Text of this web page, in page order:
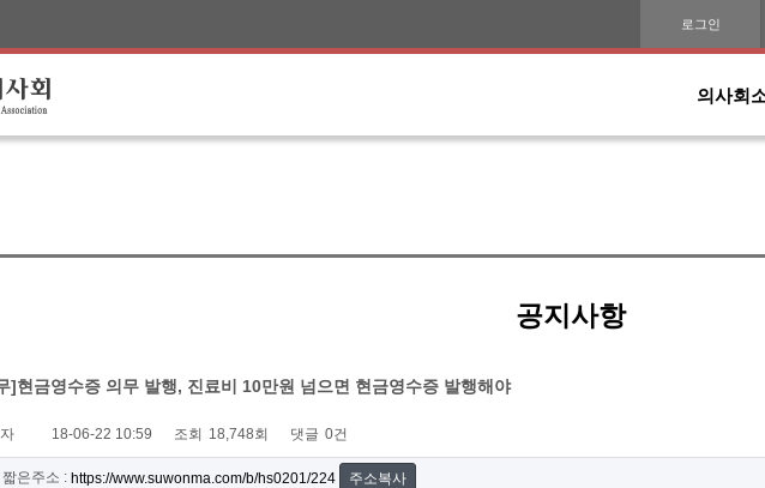
로그인
의사회
공지사항
]현금영수증 의무 발행, 진료비 10만원 넘으면 현금영수증 발행해야
18-06-22 10:59 조회 18,748회 댓글 0건
짧은주소 : https://www.suwonma.com/b/hs0201/224 주소복사